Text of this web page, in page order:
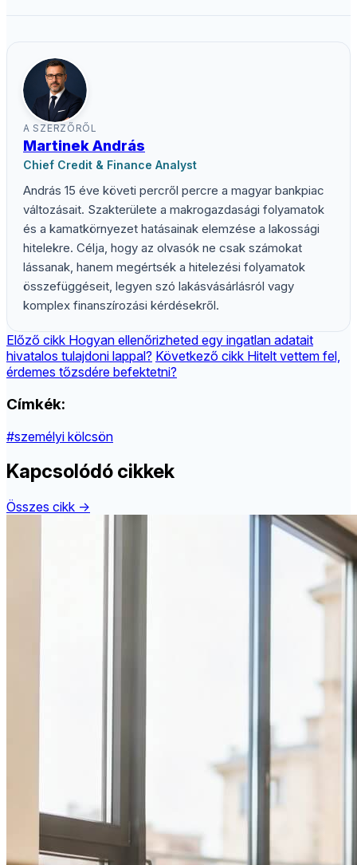
A SZERZŐRŐL
Martinek András
Chief Credit & Finance Analyst
András 15 éve követi percről percre a magyar bankpiac
változásait. Szakterülete a makrogazdasági folyamatok
és a kamatkörnyezet hatásainak elemzése a lakossági
hitelekre. Célja, hogy az olvasók ne csak számokat
lássanak, hanem megértsék a hitelezési folyamatok
összefüggéseit, legyen szó lakásvásárlásról vagy
komplex finanszírozási kérdésekről.
Előző cikk Hogyan ellenőrizheted egy ingatlan adatait
hivatalos tulajdoni lappal? Következő cikk Hitelt vettem fel,
érdemes tőzsdére befektetni?
Címkék:
#személyi kölcsön
Kapcsolódó cikkek
Összes cikk →